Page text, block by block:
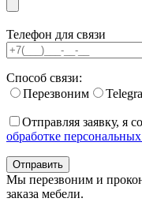
Телефон для связи
Способ связи:
Перезвоним
Отправляя заявку, я
обработке
Мы перезвоним и
заказа мебели.